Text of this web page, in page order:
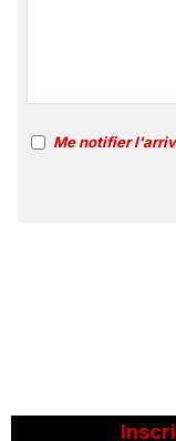
Me notifier